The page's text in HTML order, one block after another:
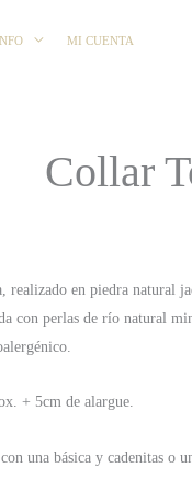
MI CUENTA
Collar
en piedra natural
con perlas de río natural
+ 5cm de alargue.
una básica y cadenitas o